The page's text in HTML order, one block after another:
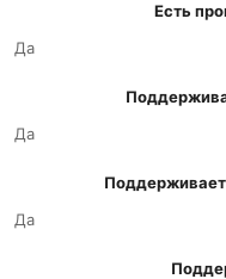
Есть
Да
Да
Да